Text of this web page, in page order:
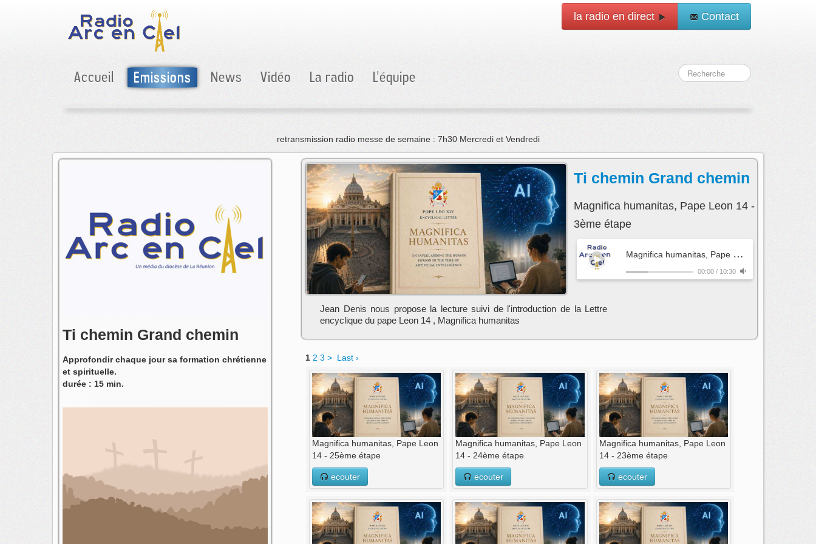
la radio en direct Contact
Accueil Emissions News Vidéo La radio L'équipe
retransmission radio messe de semaine : 7h30 Mercredi et Vendredi
Ti chemin Grand chemin
Approfondir chaque jour sa formation chrétienne
et spirituelle.
durée : 15 min.
Ti chemin Grand chemin
Magnifica humanitas, Pape Leon 14 -
3ème étape
M
agnifica humanitas, Pape Leon 14 - 3ème étape
00:00/ 10:30
Jean Denis nous propose la lecture suivi de l'introduction de la Lettre
encyclique du pape Leon 14 , Magnifica humanitas
1 2 3 > Last ›
Magnifica humanitas, Pape Leon
14 - 25ème étape
ecouter
Magnifica humanitas, Pape Leon
14 - 24ème étape
ecouter
Magnifica humanitas, Pape Leon
14 - 23ème étape
ecouter